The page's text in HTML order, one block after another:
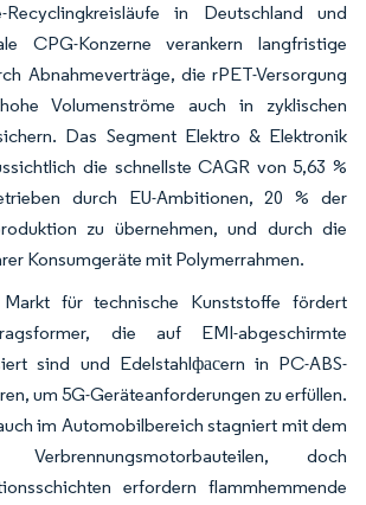
Recyclingkreisläufe in Deutschland und
CPG-Konzerne verankern langfristige
Abnahmeverträge, die rPET-Versorgung
Volumenströme auch in zyklischen
Das Segment Elektro & Elektronik
die schnellste CAGR von 5,63 %
durch EU-Ambitionen, 20 % der
zu übernehmen, und durch die
Konsumgeräte mit Polymerrahmen.
für technische Kunststoffe fördert
die auf EMI-abgeschirmte
sind und Edelstahlфасern in PC-ABS-
um 5G-Geräteanforderungen zu erfüllen.
im Automobilbereich stagniert mit dem
doch
erfordern flammhemmende